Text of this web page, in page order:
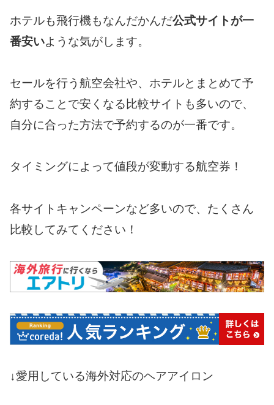
ホテルも飛行機もなんだかんだ公式サイトが一
番安いような気がします。
セールを行う航空会社や、ホテルとまとめて予
約することで安くなる比較サイトも多いので、
自分に合った方法で予約するのが一番です。
タイミングによって値段が変動する航空券！
各サイトキャンペーンなど多いので、たくさん
比較してみてください！
↓愛用している海外対応のヘアアイロン